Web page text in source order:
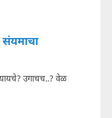
उगाचच..? वेळ